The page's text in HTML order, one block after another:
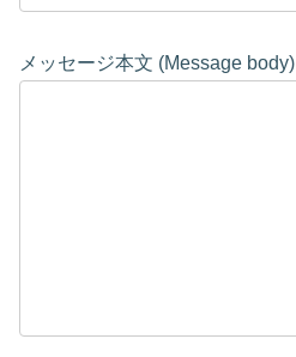
メッセージ本文 (Message body)